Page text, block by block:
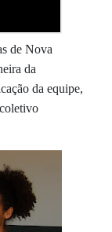
de Nova
da
da equipe,